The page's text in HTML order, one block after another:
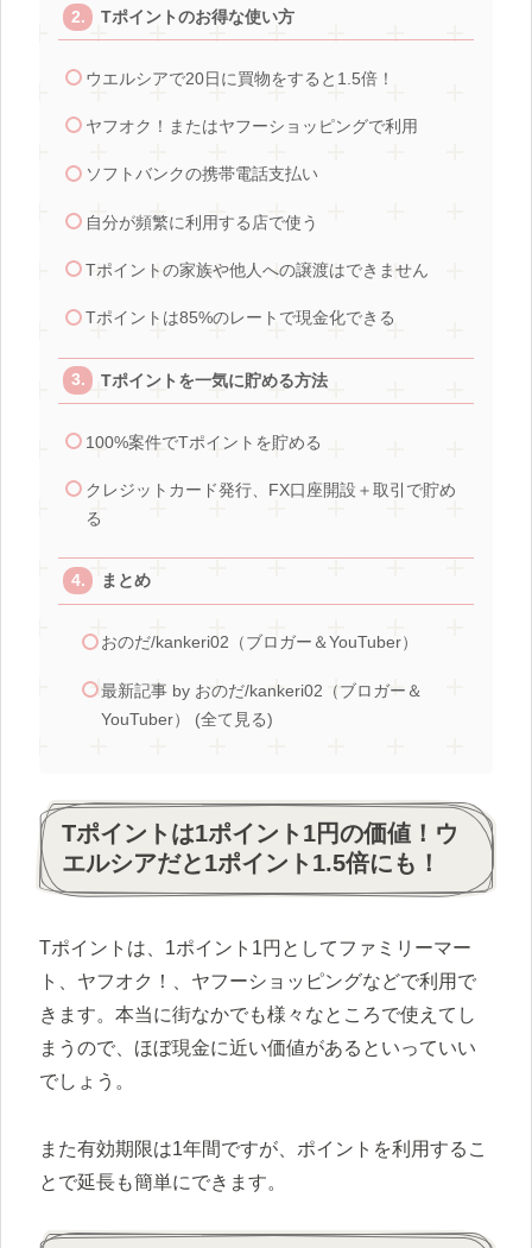
Tポイントのお得な使い方
ウエルシアで20日に買物をすると1.5倍！
ヤフオク！またはヤフーショッピングで利用
ソフトバンクの携帯電話支払い
自分が頻繁に利用する店で使う
Tポイントの家族や他人への譲渡はできません
Tポイントは85%のレートで現金化できる
Tポイントを一気に貯める方法
100%案件でTポイントを貯める
クレジットカード発行、FX口座開設＋取引で貯め
る
まとめ
おのだ/kankeri02（ブロガー＆YouTuber）
最新記事 by おのだ/kankeri02（ブロガー＆
YouTuber） (全て見る)
Tポイントは1ポイント1円の価値！ウ
エルシアだと1ポイント1.5倍にも！
Tポイントは、1ポイント1円としてファミリーマー
ト、ヤフオク！、ヤフーショッピングなどで利用で
きます。本当に街なかでも様々なところで使えてし
まうので、ほぼ現金に近い価値があるといっていい
でしょう。
また有効期限は1年間ですが、ポイントを利用するこ
とで延長も簡単にできます。